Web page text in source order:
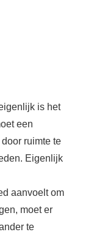
is het
een
ruimte te
Eigenlijk
aanvoelt om
moet er
te